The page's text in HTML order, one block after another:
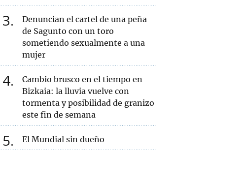
3
Denuncian el cartel de una peña
de Sagunto con un toro
sometiendo sexualmente a una
mujer
4
Cambio brusco en el tiempo en
Bizkaia: la lluvia vuelve con
tormenta y posibilidad de granizo
este fin de semana
5 El Mundial sin dueño